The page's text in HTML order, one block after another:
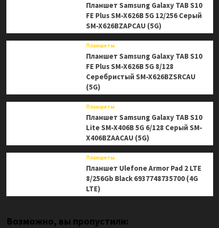
Планшет Samsung Galaxy TAB S10
FE Plus SM-X626B 5G 12/256 Серый
SM-X626BZAPCAU (5G)
Планшеты
Планшет Samsung Galaxy TAB S10
FE Plus SM-X626B 5G 8/128
Серебристый SM-X626BZSRCAU
(5G)
Планшеты
Планшет Samsung Galaxy TAB S10
Lite SM-X406B 5G 6/128 Серый SM-
X406BZAACAU (5G)
Планшеты
Планшет Ulefone Armor Pad 2 LTE
8/256Gb Black 6937748735700 (4G
LTE)
Возможно, вы пропустили: